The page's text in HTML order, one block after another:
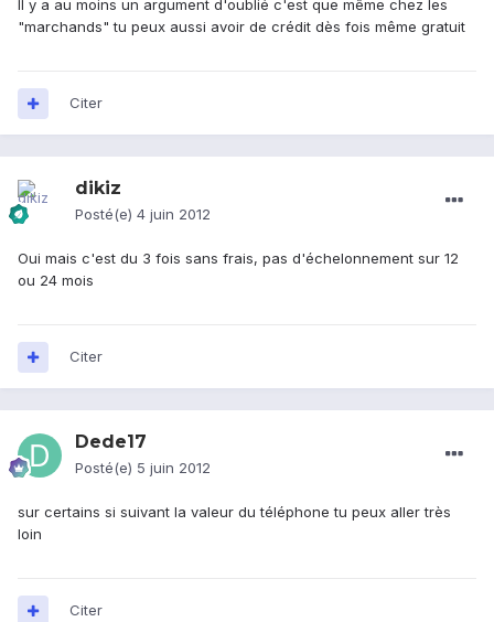
Il y a au moins un argument d'oublié c'est que même chez les
"marchands" tu peux aussi avoir de crédit dès fois même gratuit
Citer
dikiz
Posté(e) 4 juin 2012
Oui mais c'est du 3 fois sans frais, pas d'échelonnement sur 12
ou 24 mois
Citer
Dede17
Posté(e) 5 juin 2012
sur certains si suivant la valeur du téléphone tu peux aller très
loin
Citer